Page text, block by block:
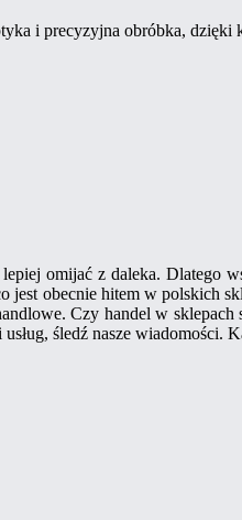
i precyzyjna obróbka, dzięki
omijać z daleka. Dlatego
obecnie hitem w polskich
Czy handel w sklepach
śledź nasze wiadomości.